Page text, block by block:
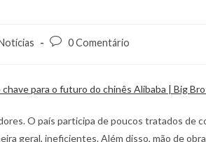
0 Comentário
O país participa de poucos tratados de
geral, ineficientes. Além disso, mão de